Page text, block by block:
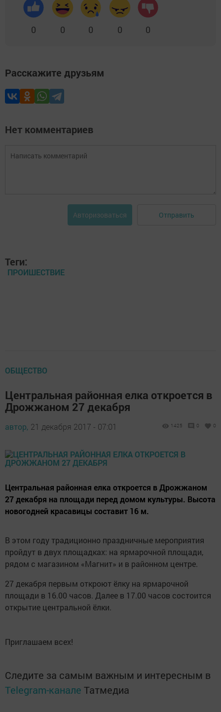
0 0 0 0 0
Расскажите друзьям
Нет комментариев
Авторизоваться Отправить
Теги:
ПРОИШЕСТВИЕ
ОБЩЕСТВО
Центральная районная елка откроется в
Дрожжаном 27 декабря
автор, 21 декабря 2017 - 07:01 1425 0 0
Центральная районная елка откроется в Дрожжаном
27 декабря на площади перед домом культуры. Высота
новогодней красавицы составит 16 м.
В этом году традиционно праздничные мероприятия
пройдут в двух площадках: на ярмарочной площади,
рядом с магазином «Магнит» и в районном центре.
27 декабря первым откроют ёлку на ярмарочной
площади в 16.00 часов. Далее в 17.00 часов состоится
открытие центральной ёлки.
Приглашаем всех!
Следите за самым важным и интересным в
Telegram-канале Татмедиа